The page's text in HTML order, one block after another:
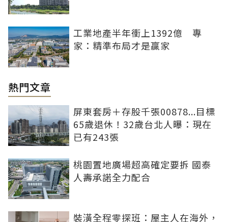
工業地產半年衝上1392億 專
家：精準布局才是贏家
熱門文章
屏東套房＋存股千張00878...目標
65歲退休！32歲台北人曝：現在
已有243張
桃園置地廣場超高確定要拆 國泰
人壽承諾全力配合
裝潢全程零探班：屋主人在海外，